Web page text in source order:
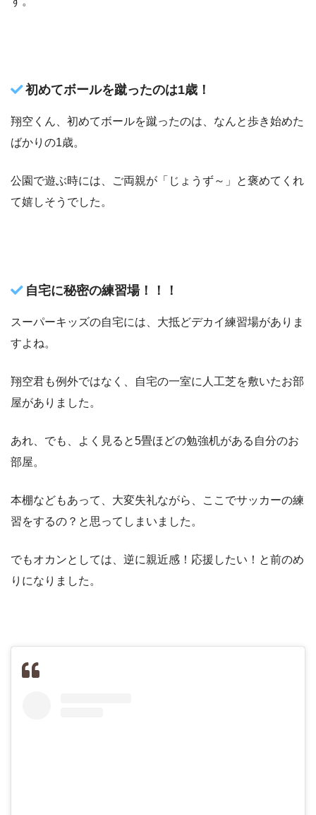
初めてボールを蹴ったのは1歳！
翔空くん、初めてボールを蹴ったのは、なんと歩き始めた
ばかりの1歳。
公園で遊ぶ時には、ご両親が「じょうず～」と褒めてくれ
て嬉しそうでした。
自宅に秘密の練習場！！！
スーパーキッズの自宅には、大抵どデカイ練習場がありま
すよね。
翔空君も例外ではなく、自宅の一室に人工芝を敷いたお部
屋がありました。
あれ、でも、よく見ると5畳ほどの勉強机がある自分のお
部屋。
本棚などもあって、大変失礼ながら、ここでサッカーの練
習をするの？と思ってしまいました。
でもオカンとしては、逆に親近感！応援したい！と前のめ
りになりました。